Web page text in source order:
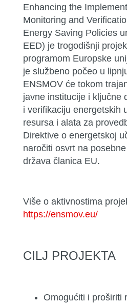
Enhancing the
Monitoring and
Energy Saving Policies
EED) je trogodišnji
programom Europske
je službeno počeo u
ENSMOV će tokom
javne institucije i ključne
i verifikaciju energetskih
resursa i alata za
Direktive o energetskoj
naročiti osvrt na
država članica EU.
Više o aktivnostima
https://ensmov.eu/
CILJ PROJEKTA
Omogućiti i proširiti